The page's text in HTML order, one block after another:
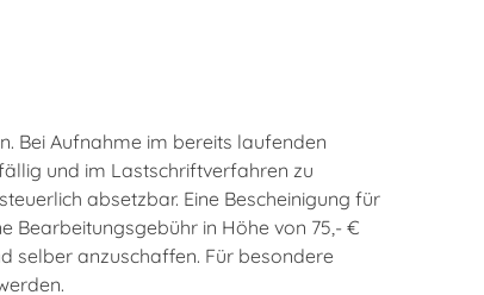
Bei Aufnahme im bereits laufenden
und im Lastschriftverfahren zu
absetzbar. Eine Bescheinigung für
Bearbeitungsgebühr in Höhe von 75,- €
selber anzuschaffen. Für besondere